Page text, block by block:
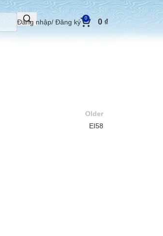
Đăng nhập/ Đăng ký 0 0 ₫
Older
EI58